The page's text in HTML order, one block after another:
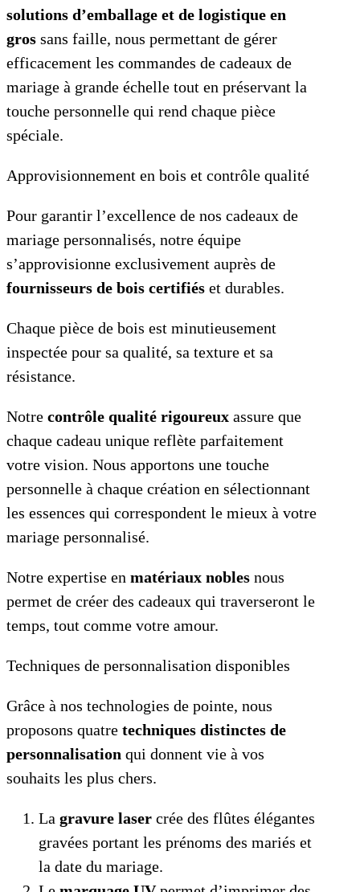
solutions d’emballage et de logistique en
gros sans faille, nous permettant de gérer
efficacement les commandes de cadeaux de
mariage à grande échelle tout en préservant la
touche personnelle qui rend chaque pièce
spéciale.
Approvisionnement en bois et contrôle qualité
Pour garantir l’excellence de nos cadeaux de
mariage personnalisés, notre équipe
s’approvisionne exclusivement auprès de
fournisseurs de bois certifiés et durables.
Chaque pièce de bois est minutieusement
inspectée pour sa qualité, sa texture et sa
résistance.
Notre contrôle qualité rigoureux assure que
chaque cadeau unique reflète parfaitement
votre vision. Nous apportons une touche
personnelle à chaque création en sélectionnant
les essences qui correspondent le mieux à votre
mariage personnalisé.
Notre expertise en matériaux nobles nous
permet de créer des cadeaux qui traverseront le
temps, tout comme votre amour.
Techniques de personnalisation disponibles
Grâce à nos technologies de pointe, nous
proposons quatre techniques distinctes de
personnalisation qui donnent vie à vos
souhaits les plus chers.
La gravure laser crée des flûtes élégantes
gravées portant les prénoms des mariés et
la date du mariage.